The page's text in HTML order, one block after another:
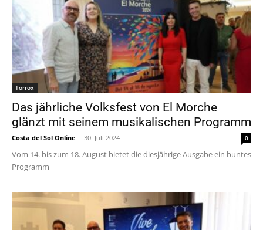
Torrox
Das jährliche Volksfest von El Morche
glänzt mit seinem musikalischen Programm
Costa del Sol Online - 30. Juli 2024 0
Vom 14. bis zum 18. August bietet die diesjährige Ausgabe ein buntes
Programm